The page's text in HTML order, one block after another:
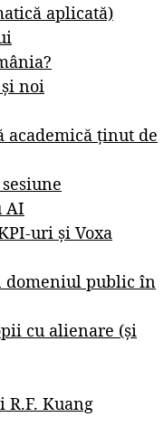
aplicată)
noi
academică ținut de
AI
uri și Voxa
public în
cu alienare (și
R.F. Kuang